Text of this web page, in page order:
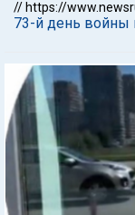
// https://
73-й день войны